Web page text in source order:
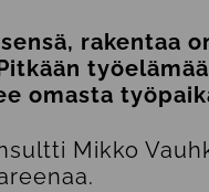
rakentaa
omasta
Mikko